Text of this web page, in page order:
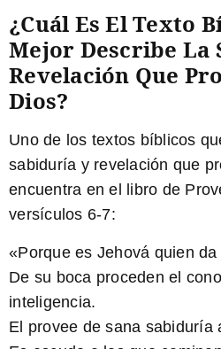
¿Cuál Es El Texto
Mejor Describe La
Revelación Que
Dios?
Uno de los textos bíblicos
sabiduría y revelación que
encuentra en el libro de
versículos 6-7:
«Porque es Jehová quien
De su boca proceden el
inteligencia.
El provee de sana sabiduría